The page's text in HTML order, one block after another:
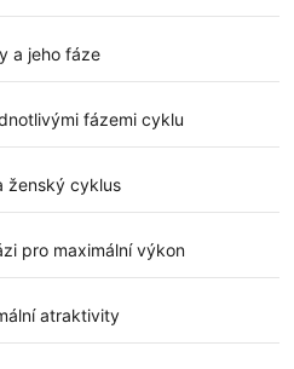
a jeho fáze
fázemi cyklu
ženský cyklus
pro maximální výkon
atraktivity